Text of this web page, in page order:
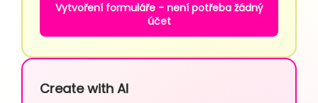
Vytvoření formuláře - není potřeba žádný
účet
Create with AI